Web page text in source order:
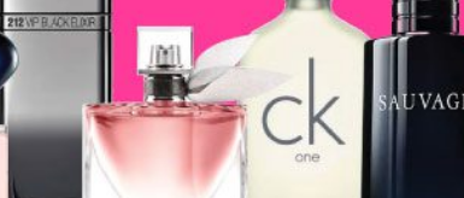
Total 5, su primera Crema Humectante